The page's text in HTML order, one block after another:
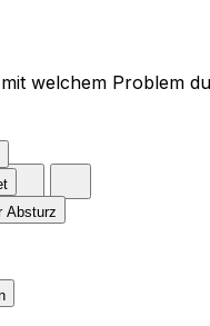
welchem Problem
Absturz